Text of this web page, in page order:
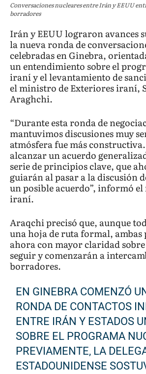
Conversaciones nucleares entre Irán y EEUU
borradores
Irán y EEUU lograron avances
la nueva ronda de
celebradas en Ginebra,
un entendimiento sobre el
iraní y el levantamiento de
el ministro de Exteriores iraní,
Araghchi.
“Durante esta ronda de
mantuvimos discusiones muy
atmósfera fue más
alcanzar un acuerdo
serie de principios clave, que
guiarán al pasar a la discusión
un posible acuerdo”, informó
iraní.
Araqchi precisó que, aunque
una hoja de ruta formal, ambas
ahora con mayor claridad sobre
seguir y comenzarán a
borradores.
EN GINEBRA COMENZÓ
RONDA DE CONTACTOS
ENTRE IRÁN Y ESTADOS
SOBRE EL PROGRAMA
PREVIAMENTE, LA
ESTADOUNIDENSE